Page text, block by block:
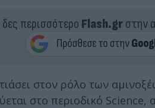
δες περισσότερο Flash.grστην
στον ρόλο των
στο περιοδικό Science,